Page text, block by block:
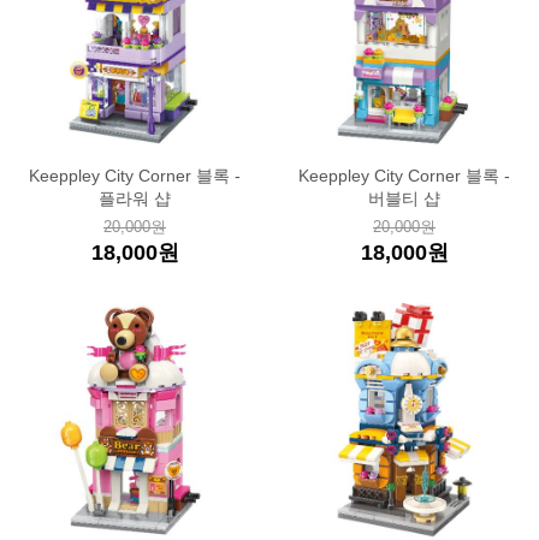
Keeppley City Corner 블록 -
플라워 샵
20,000원
18,000원
Keeppley City Corner 블록 -
버블티 샵
20,000원
18,000원